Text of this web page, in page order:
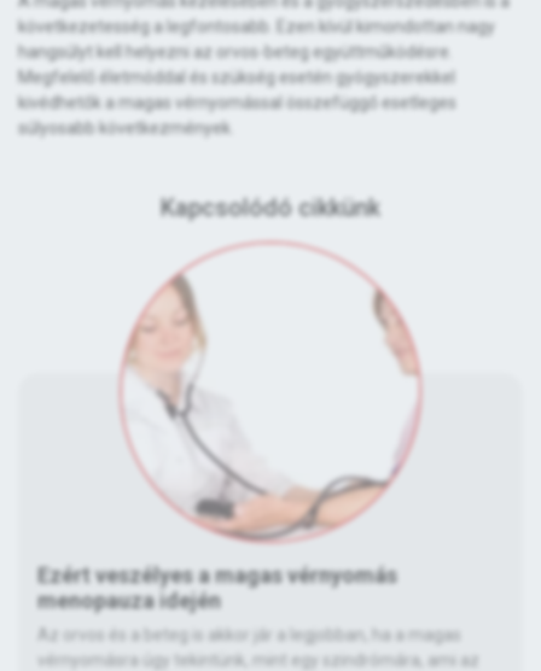
következetesség a legfontosabb. Ezen kívül kimondottan nagy
hangsúlyt kell helyezni az orvos-beteg együttműködésre.
Megfelelő életmóddal és szükség esetén gyógyszerekkel
kivédhetők a magas vérnyomással összefüggő esetleges
súlyosabb következmények.
Kapcsolódó cikkünk
Ezért veszélyes a magas vérnyomás
menopauza idején
Az orvos és a beteg is akkor jár a legjobban, ha a magas
vérnyomásra úgy tekintünk, mint egy szindrómára, ami az